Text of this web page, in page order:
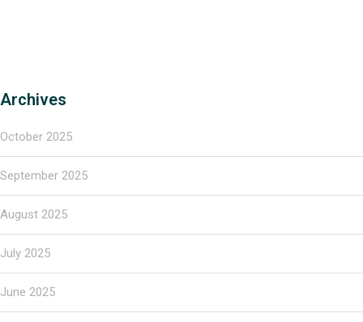
Archives
October 2025
September 2025
August 2025
July 2025
June 2025